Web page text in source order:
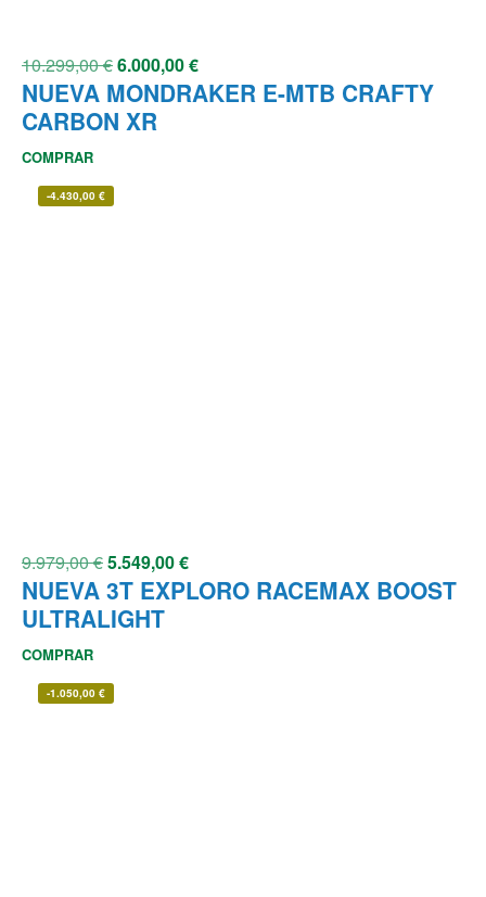
10.299,00€6.000,00€
NUEVA MONDRAKER E-MTB CRAFTY
CARBON XR
COMPRAR
-4.430,00 €
9.979,00€5.549,00€
NUEVA 3T EXPLORO RACEMAX BOOST
ULTRALIGHT
COMPRAR
-1.050,00 €